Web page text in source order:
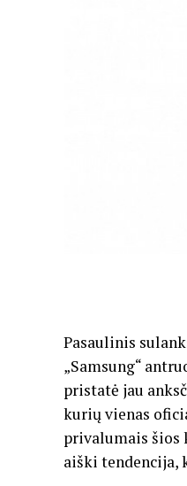
Pasaulinis
„Samsung“
pristatė jau
kurių vienas
privalumais
aiški tendencija,